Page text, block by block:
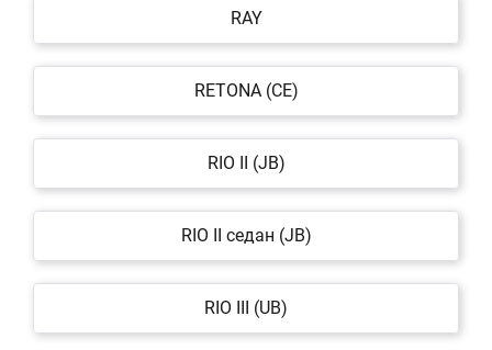
RAY
RETONA (CE)
RIO II (JB)
RIO II седан (JB)
RIO III (UB)